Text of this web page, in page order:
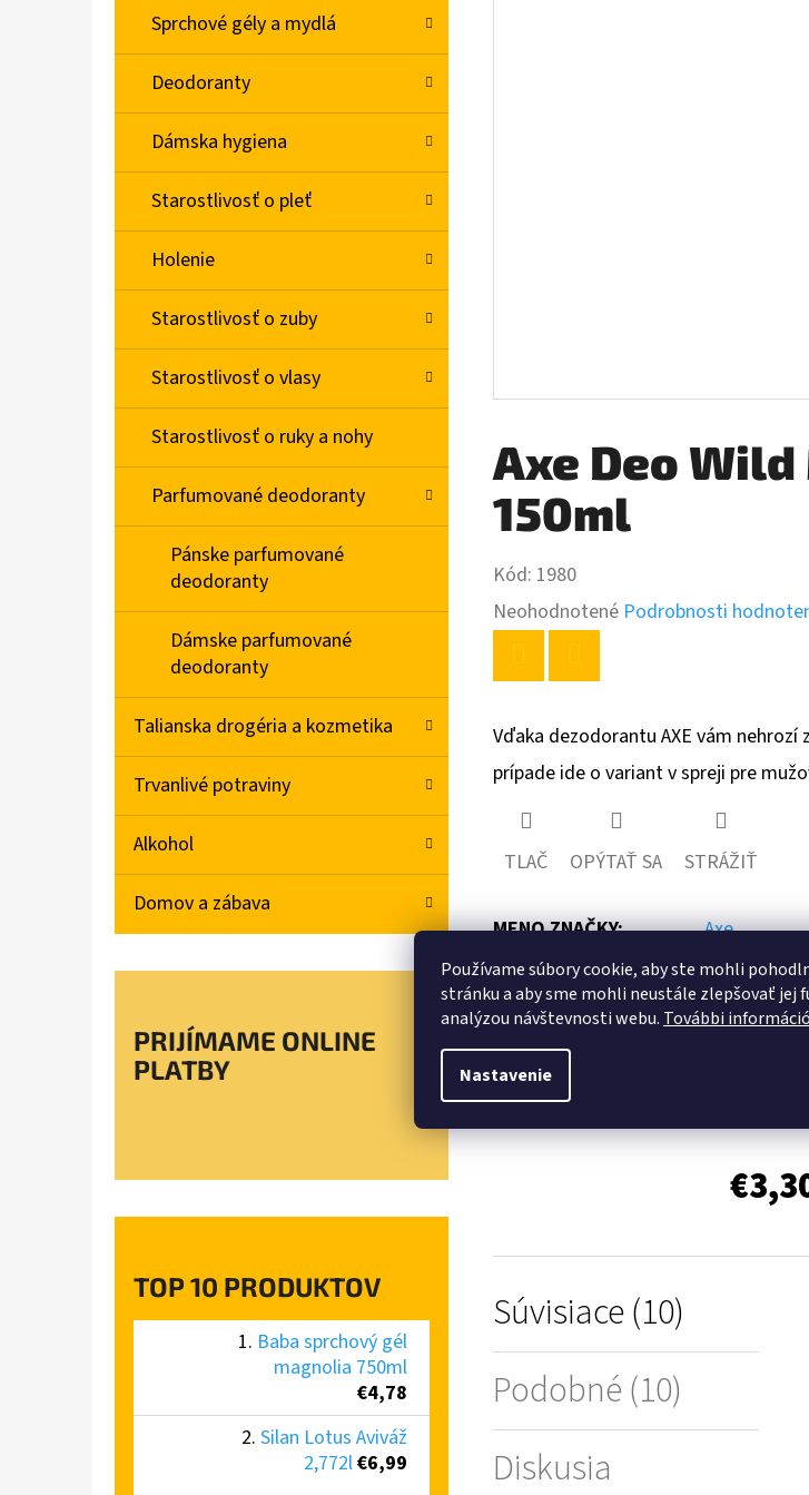
Používame súbory cookie, aby ste mohli
stránku a aby sme mohli neustále zlepšovať jej
analýzou návštevnosti webu. További információ
Nastavenie
Sprchové gély a mydlá
Deodoranty
Dámska hygiena
Starostlivosť o pleť
Holenie
Starostlivosť o zuby
Starostlivosť o vlasy
Starostlivosť o ruky a nohy
Parfumované deodoranty
Pánske parfumované
deodoranty
Dámske parfumované
deodoranty
Talianska drogéria a kozmetika
Trvanlivé potraviny
Alkohol
Domov a zábava
PRIJÍMAME ONLINE
PLATBY
TOP 10 PRODUKTOV
Baba sprchový gél
magnolia 750ml
€4,78
Silan Lotus Aviváž
2,772l€6,99
Axe Deo
150ml
Kód: 1980
Priemerné
produktu
0,0
hviezdičiek.
Neohodnotené Podrobnosti
Vďaka dezodorantu AXE vám
prípade ide o variant v spreji pre
TLAČ OPÝTAŤ SA STRÁŽIŤ
MENO ZNAČKY: Axe
Súvisiace (10)
Podobné (10)
Diskusia
BABA SPRCHOVÝ GÉL MAGNOLIA 750ML
€4,78